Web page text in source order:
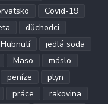
Covid-19
důchodci
Hubnutí
jedlá soda
Maso
máslo
peníze
plyn
práce
rakovina